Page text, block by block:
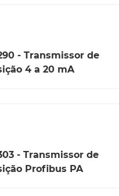
- Transmissor de
4 a 20 mA
- Transmissor de
Profibus PA